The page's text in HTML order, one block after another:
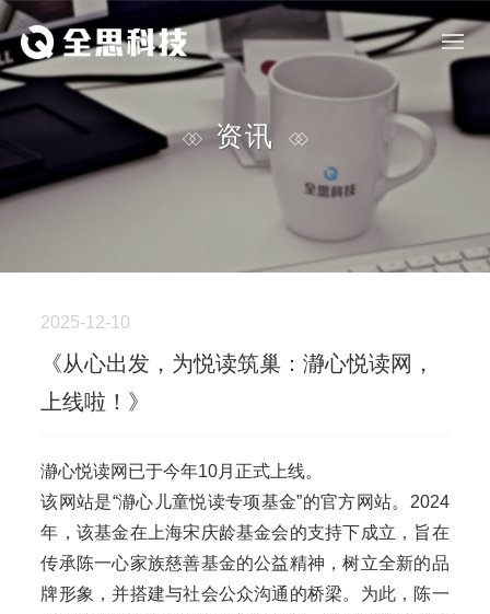
资讯
2025-12-10
《从心出发，为悦读筑巢：瀞心悦读网，
上线啦！》
瀞心悦读网已于今年10月正式上线。
该网站是“瀞心儿童悦读专项基金”的官方网站。2024
年，该基金在上海宋庆龄基金会的支持下成立，旨在
传承陈一心家族慈善基金的公益精神，树立全新的品
牌形象，并搭建与社会公众沟通的桥梁。为此，陈一